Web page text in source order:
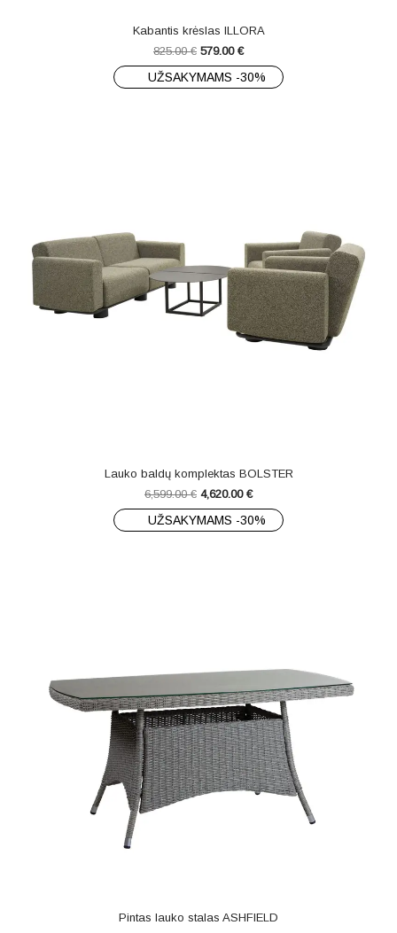
Kabantis krėslas ILLORA
825.00€ 579.00 €
UŽSAKYMAMS -30%
Lauko baldų komplektas BOLSTER
6,599.00€ 4,620.00 €
UŽSAKYMAMS -30%
Pintas lauko stalas ASHFIELD